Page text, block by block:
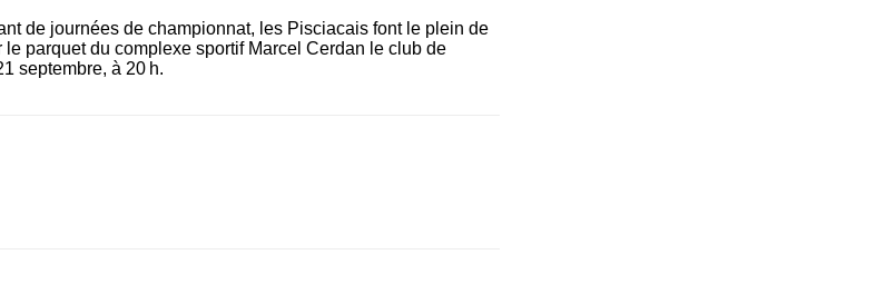
de journées de championnat, les Pisciacais font le plein de
parquet du complexe sportif Marcel Cerdan le club de
septembre, à 20 h.